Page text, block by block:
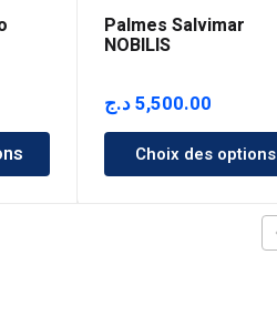
Palmes Salvimar
NOBILIS
5,500.00د.ج
Choix des options